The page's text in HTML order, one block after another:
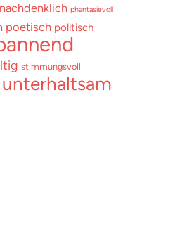
nachdenklich phantasievoll
poetisch politisch
stimmungsvoll
unterhaltsam